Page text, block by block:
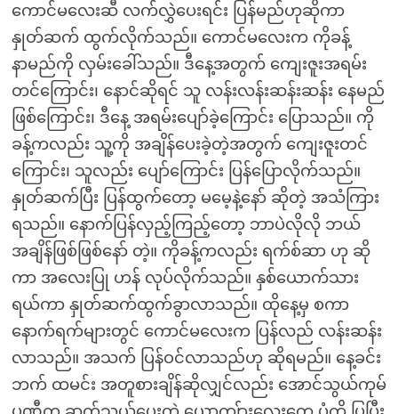
ကောင်မလေးဆီ လက်လွှဲပေးရင်း ပြန်မည်ဟုဆိုကာ
နှုတ်ဆက် ထွက်လိုက်သည်။ ကောင်မလေးက ကိုခန့်
နာမည်ကို လှမ်းခေါ်သည်။ ဒီနေ့အတွက် ကျေးဇူးအရမ်း
တင်ကြောင်း၊ နောင်ဆိုရင် သူ လန်းလန်းဆန်းဆန်း နေမည်
ဖြစ်ကြောင်း၊ ဒီနေ့ အရမ်းပျော်ခဲ့ကြောင်း ပြောသည်။ ကို
ခန့်ကလည်း သူ့ကို အချိန်ပေးခဲ့တဲ့အတွက် ကျေးဇူးတင်
ကြောင်း၊ သူလည်း ပျော်ကြောင်း ပြန်ပြောလိုက်သည်။
နှုတ်ဆက်ပြီး ပြန်ထွက်တော့ မမေ့နဲ့နော် ဆိုတဲ့ အသံကြား
ရသည်။ နောက်ပြန်လှည့်ကြည့်တော့ ဘာပဲလိုလို ဘယ်
အချိန်ဖြစ်ဖြစ်နော် တဲ့။ ကိုခန့်ကလည်း ရက်စ်ဆာ ဟု ဆို
ကာ အလေးပြု ဟန် လုပ်လိုက်သည်။ နှစ်ယောက်သား
ရယ်ကာ နှုတ်ဆက်ထွက်ခွာလာသည်။ ထိုနေ့မှ စကာ
နောက်ရက်များတွင် ကောင်မလေးက ပြန်လည် လန်းဆန်း
လာသည်။ အသက် ပြန်ဝင်လာသည်ဟု ဆိုရမည်။ နေ့ခင်း
ဘက် ထမင်း အတူစားချိန်ဆိုလျှင်လည်း အောင်သွယ်ကုမ်